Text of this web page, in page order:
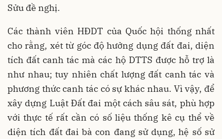
Sửu đề nghị.
Các thành viên HĐDT của Quốc hội thống nhất
cho rằng, xét từ góc độ hưởng dụng đất đai, diện
tích đất canh tác mà các hộ DTTS được hỗ trợ là
như nhau; tuy nhiên chất lượng đất canh tác và
phương thức canh tác có sự khác nhau. Vì vậy, để
xây dựng Luật Đất đai một cách sâu sát, phù hợp
với thực tế rất cần có số liệu thống kê cụ thể về
diện tích đất đai bà con đang sử dụng, hệ số sử